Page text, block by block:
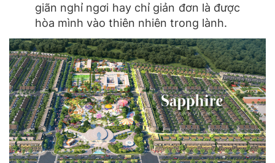
giãn nghỉ ngơi hay chỉ giản đơn là được
hòa mình vào thiên nhiên trong lành.